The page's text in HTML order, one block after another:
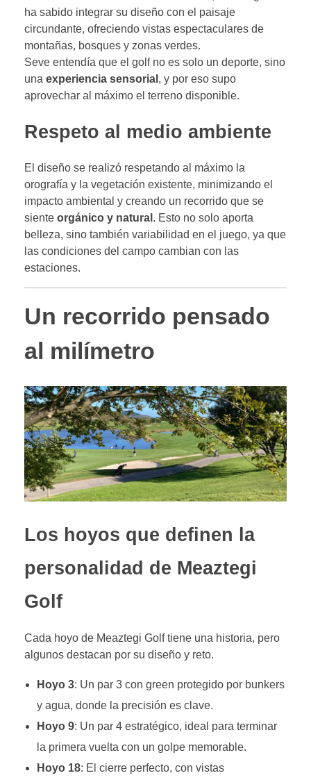
ha sabido integrar su diseño con el paisaje
circundante, ofreciendo vistas espectaculares de
montañas, bosques y zonas verdes.
Seve entendía que el golf no es solo un deporte, sino
una experiencia sensorial , y por eso supo
aprovechar al máximo el terreno disponible.
Respeto al medio ambiente
El diseño se realizó respetando al máximo la
orografía y la vegetación existente, minimizando el
impacto ambiental y creando un recorrido que se
siente orgánico y natural . Esto no solo aporta
belleza, sino también variabilidad en el juego, ya que
las condiciones del campo cambian con las
estaciones.
Un recorrido pensado
al milímetro
Los hoyos que definen la
personalidad de Meaztegi
Golf
Cada hoyo de Meaztegi Golf tiene una historia, pero
algunos destacan por su diseño y reto.
Hoyo 3: Un par 3 con green protegido por bunkers
y agua, donde la precisión es clave.
Hoyo 9: Un par 4 estratégico, ideal para terminar
la primera vuelta con un golpe memorable.
Hoyo 18: El cierre perfecto, con vistas